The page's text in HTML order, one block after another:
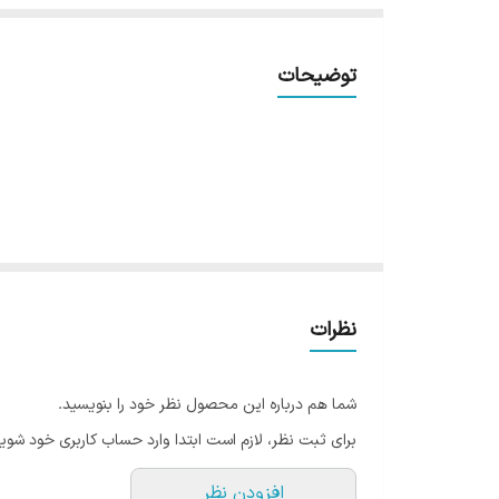
توضیحات
نظرات
شما هم درباره این محصول نظر خود را بنویسید.
برای ثبت نظر، لازم است ابتدا وارد حساب کاربری خود
افزودن نظر